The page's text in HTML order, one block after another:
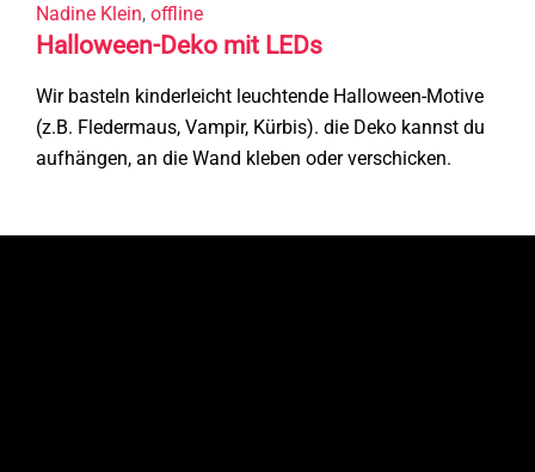
Nadine Klein, offline
Halloween-Deko mit LEDs
Wir basteln kinderleicht leuchtende Halloween-Motive
(z.B. Fledermaus, Vampir, Kürbis). die Deko kannst du
aufhängen, an die Wand kleben oder verschicken.